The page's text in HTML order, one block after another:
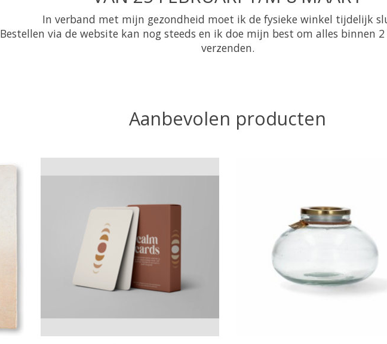
In verband met mijn gezondheid moet ik de fysieke winkel tijdelijk
Bestellen via de website kan nog steeds en ik doe mijn best om alles binnen
verzenden.
Aanbevolen producten